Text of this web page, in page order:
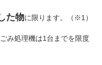
た物に限ります。（※1）
み処理機は1台までを限度